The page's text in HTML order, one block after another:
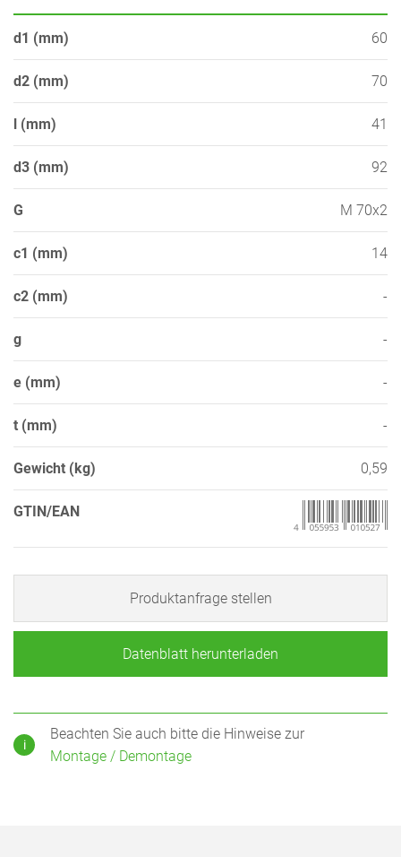
d1 (mm) 60
d2 (mm) 70
l (mm) 41
d3 (mm) 92
G M 70x2
c1 (mm) 14
c2 (mm) -
g -
e (mm) -
t (mm) -
Gewicht (kg) 0,59
GTIN/EAN
Produktanfrage stellen
Datenblatt herunterladen
i
Beachten Sie auch bitte die Hinweise zur
Montage / Demontage